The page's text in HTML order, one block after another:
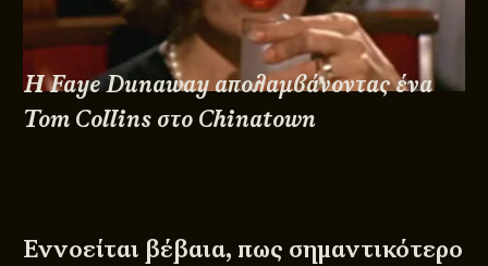
Η Faye Dunaway απολαμβάνοντας ένα
Tom Collins στο Chinatown
Εννοείται βέβαια, πως σημαντικότερο